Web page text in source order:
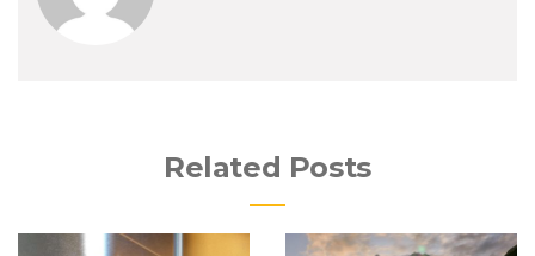
Related Posts